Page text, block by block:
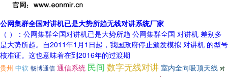
公网集群全国对讲机已是大势所趋无线对讲系统厂家
（ ）：公网集群全国对讲机已是大势所趋 公网集群全国 对讲机 差别多
是大势所趋。自2011年1月1日起，我国政府停止颁发模拟 对讲机 的型号
核准证。这也意味着在到2016年的过渡期
贵州 中软 畅博通信 通信系统 民间 数字无线对讲 室内全向吸顶天线 对